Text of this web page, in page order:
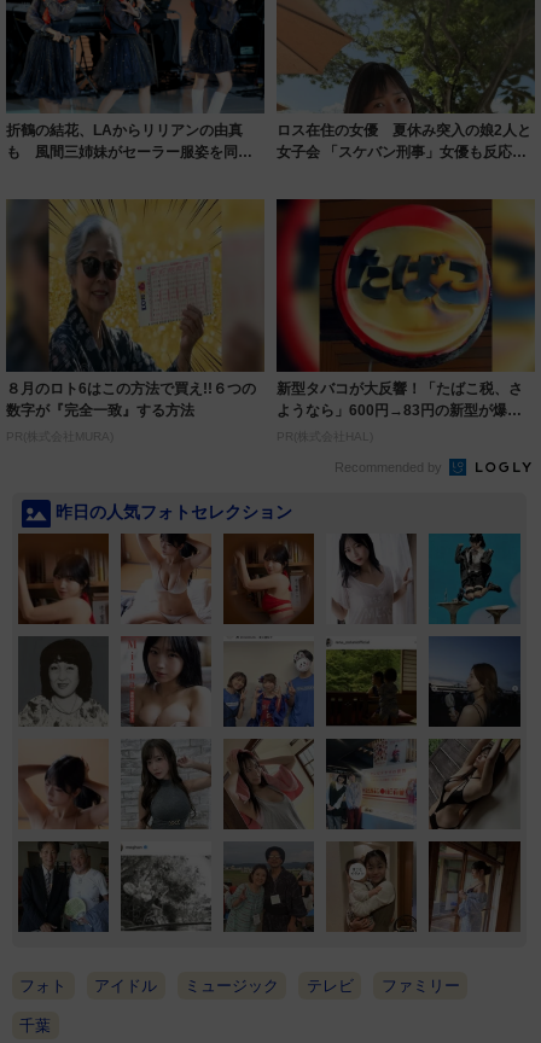
折鶴の結花、LAからリリアンの由真
も 風間三姉妹がセーラー服姿を同時
ロス在住の女優 夏休み突入の娘2人と
女子会 「スケバン刑事」女優も反応 1
８月のロト6はこの方法で買え!!６つの
数字が『完全一致』する方法
PR(株式会社MURA)
新型タバコが大反響！「たばこ税、さ
ようなら」600円→83円の新型が爆売
れ
PR(株式会社HAL)
Recommended by
昨日の人気フォトセレクション
フォト アイドル ミュージック テレビ ファミリー
千葉